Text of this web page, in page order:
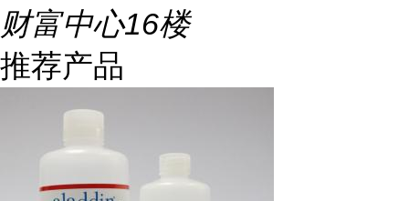
财富中心16楼
推荐产品